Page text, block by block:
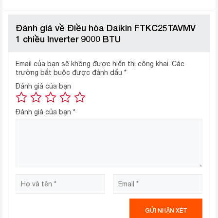
Làm lạnh nhanh Powerful
nhận được hơi lạnh sảng khoái dễ chịu ngay tức thì khi
vừa từ ngoài về nhà.
Cảm biến chuyển động với mắt
sẽ tự động tăng/giảm 2 độ C
năng cho bạn.
Đánh giá về Điều hòa Daikin FTKC25TAVMV
1 chiều Inverter 9000 BTU
Email của bạn sẽ không được hiển thị công khai. Các
trường bắt buộc được đánh dấu *
Đánh giá của bạn
Đánh giá của bạn *